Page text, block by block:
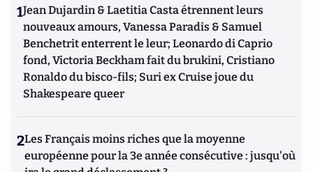
1Jean Dujardin & Laetitia Casta étrennent leurs
nouveaux amours, Vanessa Paradis & Samuel
Benchetrit enterrent le leur; Leonardo di Caprio
fond, Victoria Beckham fait du brukini, Cristiano
Ronaldo du bisco-fils; Suri ex Cruise joue du
Shakespeare queer
2Les Français moins riches que la moyenne
européenne pour la 3e année consécutive : jusqu'où